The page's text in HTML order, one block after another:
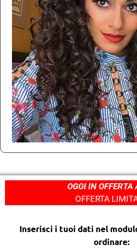
OGGI IN OFFERTA
OFFERTA
Inserisci i tuoi dati nel
ordinare: